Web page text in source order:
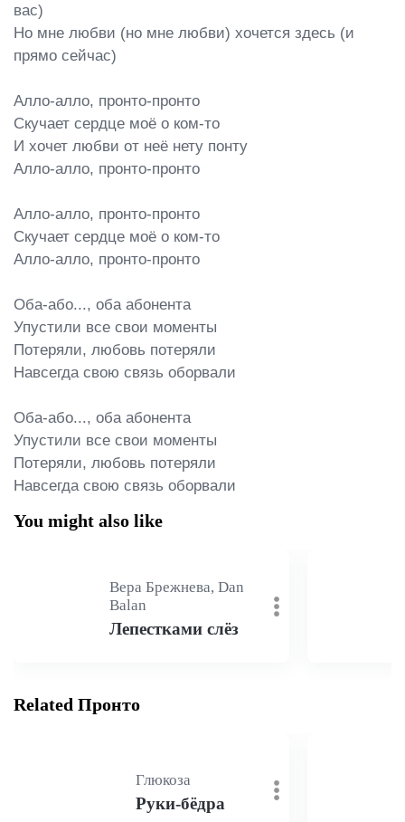
вас)
Но мне любви (но мне любви) хочется здесь (и
прямо сейчас)
Алло-алло, пронто-пронто
Скучает сердце моё о ком-то
И хочет любви от неё нету понту
Алло-алло, пронто-пронто
Алло-алло, пронто-пронто
Скучает сердце моё о ком-то
Алло-алло, пронто-пронто
Оба-або..., оба абонента
Упустили все свои моменты
Потеряли, любовь потеряли
Навсегда свою связь оборвали
Оба-або..., оба абонента
Упустили все свои моменты
Потеряли, любовь потеряли
Навсегда свою связь оборвали
You might also like
Вера Брежнева, Dan
Balan
Лепестками слёз
Related Пронто
Глюкоза
Руки-бёдра